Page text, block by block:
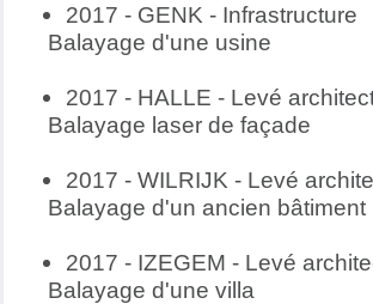
2017 - GENK - Infrastructure
Balayage d'une usine
2017 - HALLE - Levé
Balayage laser de façade
2017 - WILRIJK - Levé
Balayage d'un ancien bâtiment
2017 - IZEGEM - Levé
Balayage d'une villa